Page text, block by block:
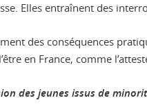
Elles entraînent des
des conséquences
en France, comme
des jeunes issus de